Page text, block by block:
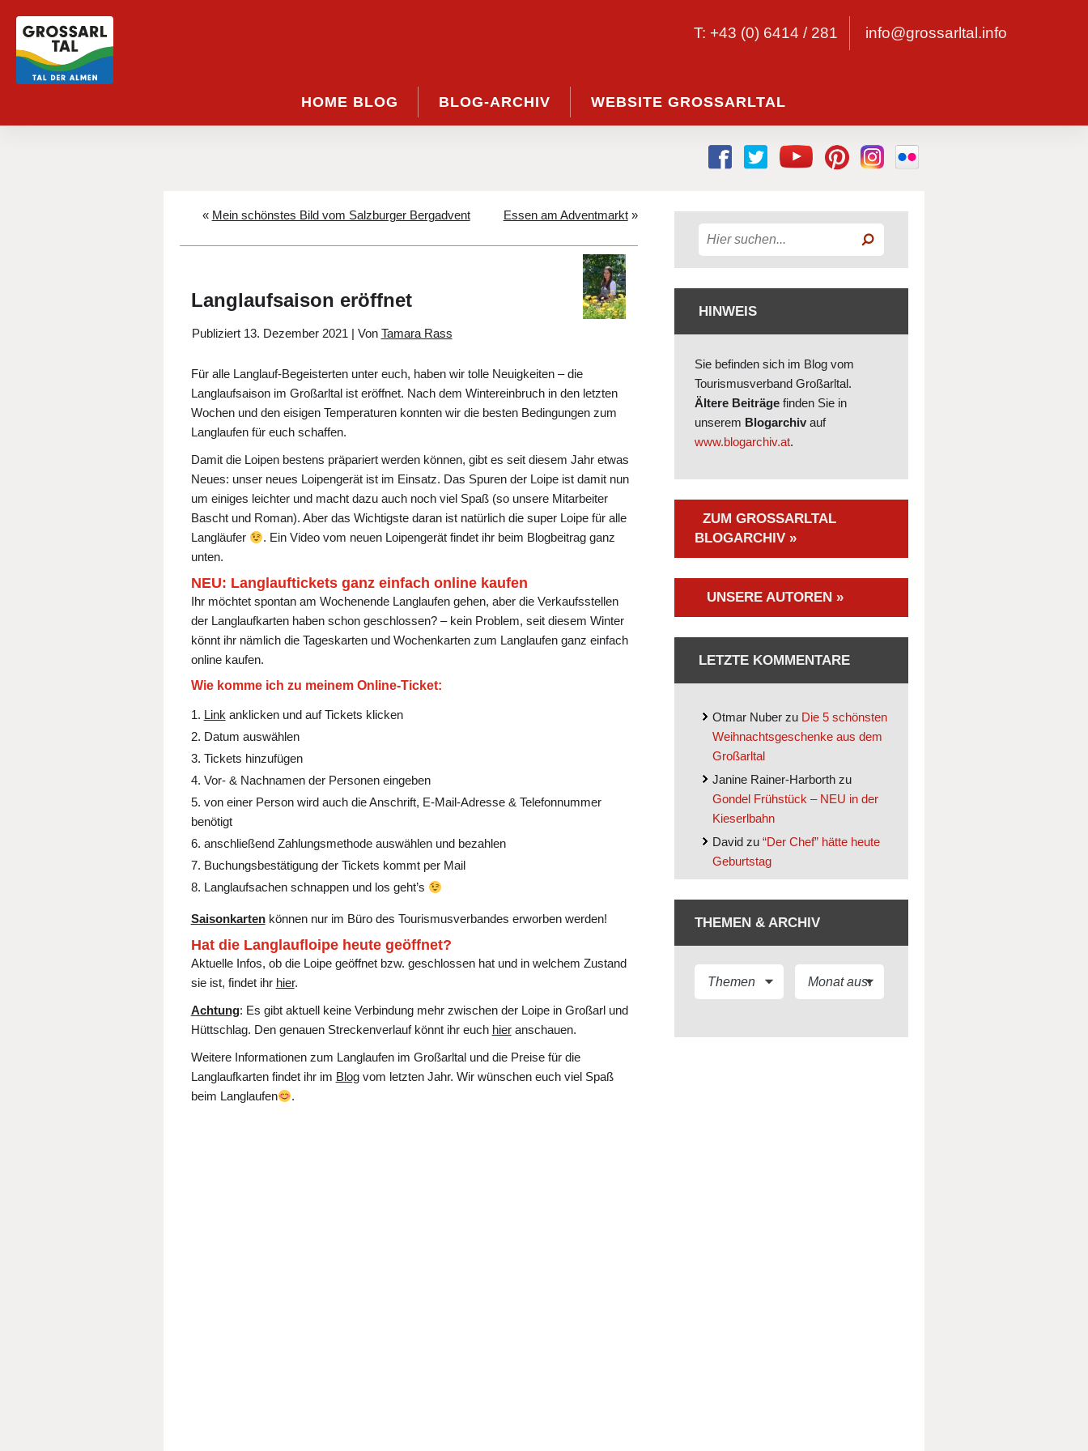
T: +43 (0) 6414 / 281 info@grossarltal.info
HOME BLOG BLOG-ARCHIV WEBSITE GROSSARLTAL
« Mein schönstes Bild vom Salzburger Bergadvent Essen am Adventmarkt»
Langlaufsaison eröffnet
Publiziert 13. Dezember 2021 | Von Tamara Rass
Für alle Langlauf-Begeisterten unter euch, haben wir tolle Neuigkeiten – die
Langlaufsaison im Großarltal ist eröffnet. Nach dem Wintereinbruch in den letzten
Wochen und den eisigen Temperaturen konnten wir die besten Bedingungen zum
Langlaufen für euch schaffen.
Damit die Loipen bestens präpariert werden können, gibt es seit diesem Jahr etwas
Neues: unser neues Loipengerät ist im Einsatz. Das Spuren der Loipe ist damit nun
um einiges leichter und macht dazu auch noch viel Spaß (so unsere Mitarbeiter
Bascht und Roman). Aber das Wichtigste daran ist natürlich die super Loipe für alle
Langläufer
. Ein Video vom neuen Loipengerät findet ihr beim Blogbeitrag ganz
unten.
NEU: Langlauftickets ganz einfach online kaufen
Ihr möchtet spontan am Wochenende Langlaufen gehen, aber die Verkaufsstellen
der Langlaufkarten haben schon geschlossen? – kein Problem, seit diesem Winter
könnt ihr nämlich die Tageskarten und Wochenkarten zum Langlaufen ganz einfach
online kaufen.
Wie komme ich zu meinem Online-Ticket:
Link anklicken und auf Tickets klicken
Datum auswählen
Tickets hinzufügen
Vor- & Nachnamen der Personen eingeben
von einer Person wird auch die Anschrift, E-Mail-Adresse & Telefonnummer
benötigt
anschließend Zahlungsmethode auswählen und bezahlen
Buchungsbestätigung der Tickets kommt per Mail
Langlaufsachen schnappen und los geht’s
Saisonkartenkönnen nur im Büro des Tourismusverbandes erworben werden!
Hat die Langlaufloipe heute geöffnet?
Aktuelle Infos, ob die Loipe geöffnet bzw. geschlossen hat und in welchem Zustand
sie ist, findet ihr hier.
Achtung: Es gibt aktuell keine Verbindung mehr zwischen der Loipe in Großarl und
Hüttschlag. Den genauen Streckenverlauf könnt ihr euch hieranschauen.
Weitere Informationen zum Langlaufen im Großarltal und die Preise für die
Langlaufkarten findet ihr im Blogvom letzten Jahr. Wir wünschen euch viel Spaß
beim Langlaufen
.
HINWEIS
Sie befinden sich im Blog vom
Tourismusverband Großarltal.
Ältere Beiträgefinden Sie in
unserem Blogarchivauf
www.blogarchiv.at.
ZUM GROSSARLTAL B
LOGARCHIV »
UNSERE AUTOREN »
LETZTE KOMMENTARE
Otmar Nuberzu Die 5 schönsten
Weihnachtsgeschenke aus dem
Großarltal
Janine Rainer-Harborthzu
Gondel Frühstück – NEU in der
Kieserlbahn
Davidzu “Der Chef” hätte heute
Geburtstag
THEMEN & ARCHIV